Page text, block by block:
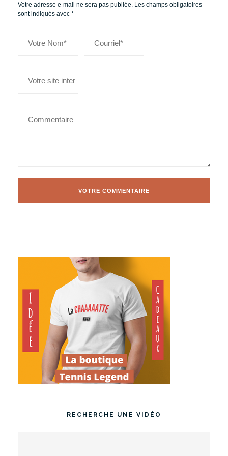
Votre adresse e-mail ne sera pas publiée. Les champs obligatoires
sont indiqués avec *
RECHERCHE UNE VIDÉO